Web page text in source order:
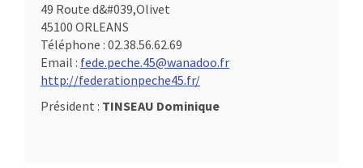
49 Route d&#039,Olivet
45100 ORLEANS
Téléphone : 02.38.56.62.69
Email : fede.peche.45@wanadoo.fr
http://federationpeche45.fr/
Président : TINSEAU Dominique